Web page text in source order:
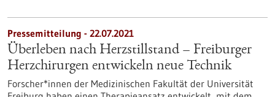
Pressemitteilung - 22.07.2021
Überleben nach Herzstillstand – Freiburger
Herzchirurgen entwickeln neue Technik
Forscher*innen der Medizinischen Fakultät der Universität